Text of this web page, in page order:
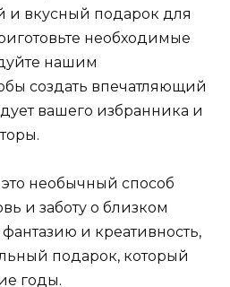
и вкусный подарок для
необходимые
нашим
создать впечатляющий
вашего избранника и
необычный способ
и заботу о близком
и креативность,
подарок, который
годы.